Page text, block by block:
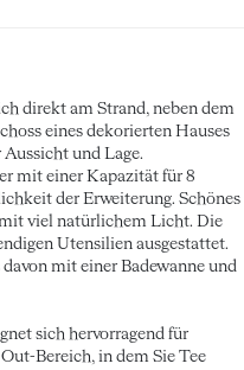
direkt am Strand, neben dem
eines dekorierten Hauses
und Lage.
mit einer Kapazität für 8
der Erweiterung. Schönes
viel natürlichem Licht. Die
Utensilien ausgestattet.
mit einer Badewanne und
sich hervorragend für
Bereich, in dem Sie Tee